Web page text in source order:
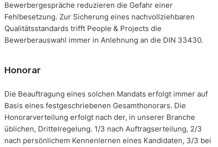
Bewerbergespräche reduzieren die Gefahr einer
Fehlbesetzung. Zur Sicherung eines nachvollziehbaren
Qualitätsstandards trifft People & Projects die
Bewerberauswahl immer in Anlehnung an die DIN 33430.
Honorar
Die Beauftragung eines solchen Mandats erfolgt immer auf
Basis eines festgeschriebenen Gesamthonorars. Die
Honorarverteilung erfolgt nach der, in unserer Branche
üblichen, Drittelregelung. 1/3 nach Auftragserteilung, 2/3
nach persönlichem Kennenlernen eines Kandidaten, 3/3 bei